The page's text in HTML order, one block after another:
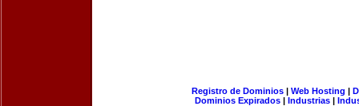
Registro de Dominios| Web Hosting |
Dominios Expirados | Industrias |